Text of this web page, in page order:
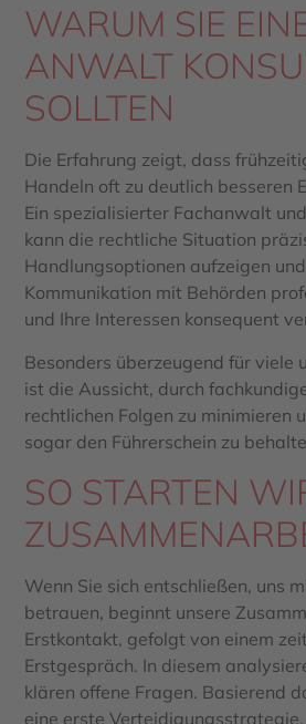
WARUM SIE
ANWALT
SOLLTEN
Die Erfahrung zeigt, dass
Handeln oft zu deutlich besseren
Ein spezialisierter Fachanwalt
kann die rechtliche Situation
Handlungsoptionen aufzeigen
Kommunikation mit Behörden
und Ihre Interessen konsequent
Besonders überzeugend für viele
ist die Aussicht, durch
rechtlichen Folgen zu minimieren
sogar den Führerschein zu
SO STARTEN
Wenn Sie sich entschließen, uns
betrauen, beginnt unsere
Erstkontakt, gefolgt von einem
Erstgespräch. In diesem
klären offene Fragen. Basierend
eine erste Verteidigungsstrategie.